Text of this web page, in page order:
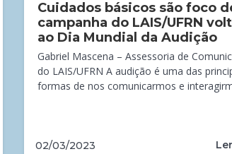
Cuidados básicos são foco
campanha do LAIS/UFRN
ao Dia Mundial da Audição
Gabriel Mascena – Assessoria de
do LAIS/UFRN A audição é uma das
formas de nos comunicarmos e
02/03/2023